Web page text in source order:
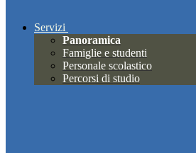
Servizi
Panoramica
Famiglie e studenti
Personale scolastico
Percorsi di studio